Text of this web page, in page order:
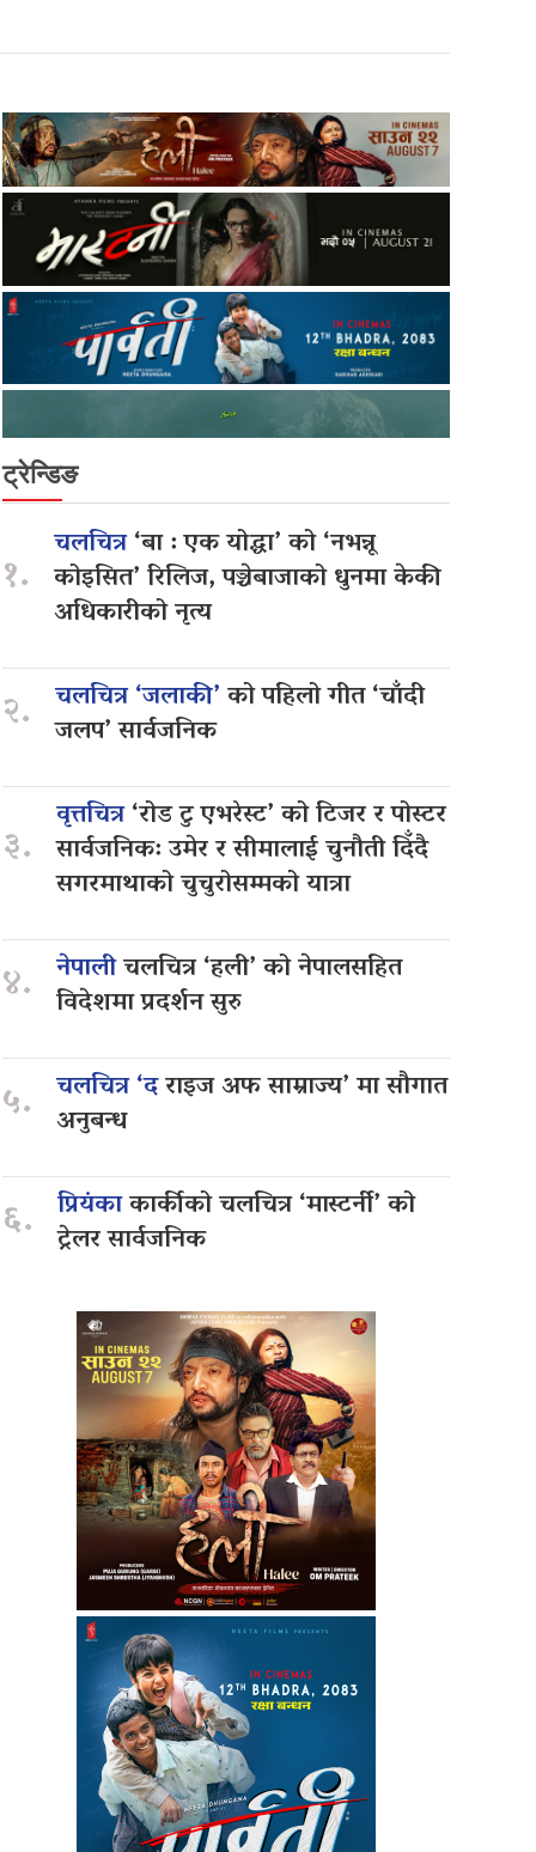
ट्रेन्डिङ
१.
चलचित्र‘बा : एक योद्धा’ को ‘नभन्नू
कोइसित’ रिलिज, पञ्चेबाजाको धुनमा केकी
अधिकारीको नृत्य
२. चलचित्र ‘जलाकी’को पहिलो गीत ‘चाँदी
जलप’ सार्वजनिक
३.
वृत्तचित्र‘रोड टु एभरेस्ट’ को टिजर र पोस्टर
सार्वजनिक: उमेर र सीमालाई चुनौती दिँदै
सगरमाथाको चुचुरोसम्मको यात्रा
४. नेपालीचलचित्र ‘हली’ को नेपालसहित
विदेशमा प्रदर्शन सुरु
५. चलचित्र ‘दराइज अफ साम्राज्य’ मा सौगात
अनुबन्ध
६. प्रियंकाकार्कीको चलचित्र ‘मास्टर्नी’ को
ट्रेलर सार्वजनिक